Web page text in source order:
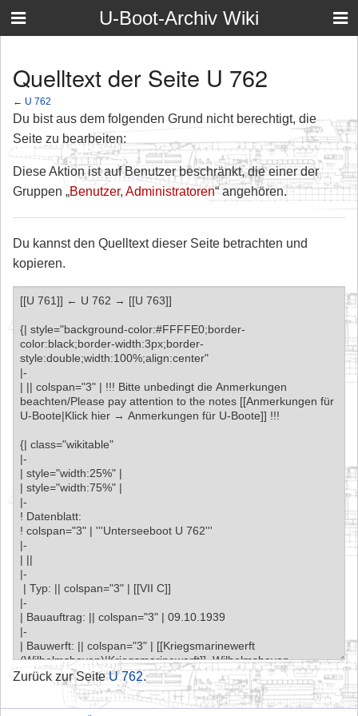
U-Boot-Archiv Wiki
Quelltext der Seite U 762
← U 762
Du bist aus dem folgenden Grund nicht berechtigt, die
Seite zu bearbeiten:
Diese Aktion ist auf Benutzer beschränkt, die einer der
Gruppen „Benutzer, Administratoren“ angehören.
Du kannst den Quelltext dieser Seite betrachten und
kopieren.
Zurück zur SeiteU 762.